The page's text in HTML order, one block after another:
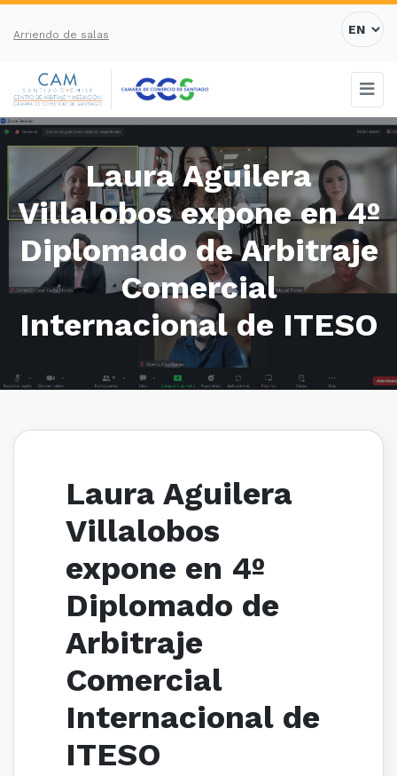
Arriendo de salas
Laura Aguilera
Villalobos expone en 4º
Diplomado de Arbitraje
Comercial
Internacional de ITESO
Laura Aguilera
Villalobos
expone en 4º
Diplomado de
Arbitraje
Comercial
Internacional de
ITESO